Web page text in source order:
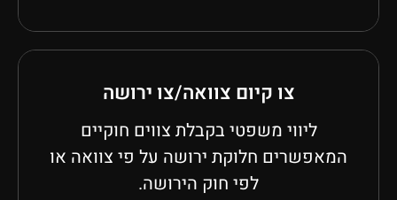
צו קיום צוואה/צו ירושה
ליווי משפטי בקבלת צווים חוקיים
המאפשרים חלוקת ירושה על פי צוואה או
לפי חוק הירושה.